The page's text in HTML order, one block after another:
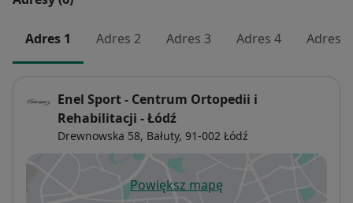
Adres 1 Adres 2 Adres 3 Adres 4 Adres 5
Enel Sport - Centrum Ortopedii i
Rehabilitacji - Łódź
Drewnowska 58, Bałuty, 91-002 Łódź
Powiększ mapęotwiera się w nowej karcie